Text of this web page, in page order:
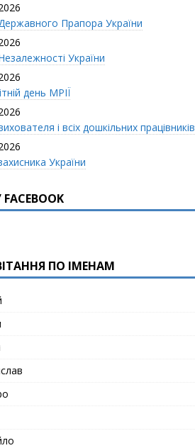
Прапора України
України
день МРІЇ
і всіx дошкільних працівників
України
ПО ІМЕНАМ